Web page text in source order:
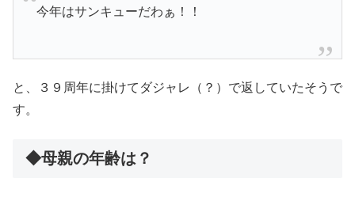
今年はサンキューだわぁ！！
と、３９周年に掛けてダジャレ（？）で返していたそうで
す。
◆母親の年齢は？